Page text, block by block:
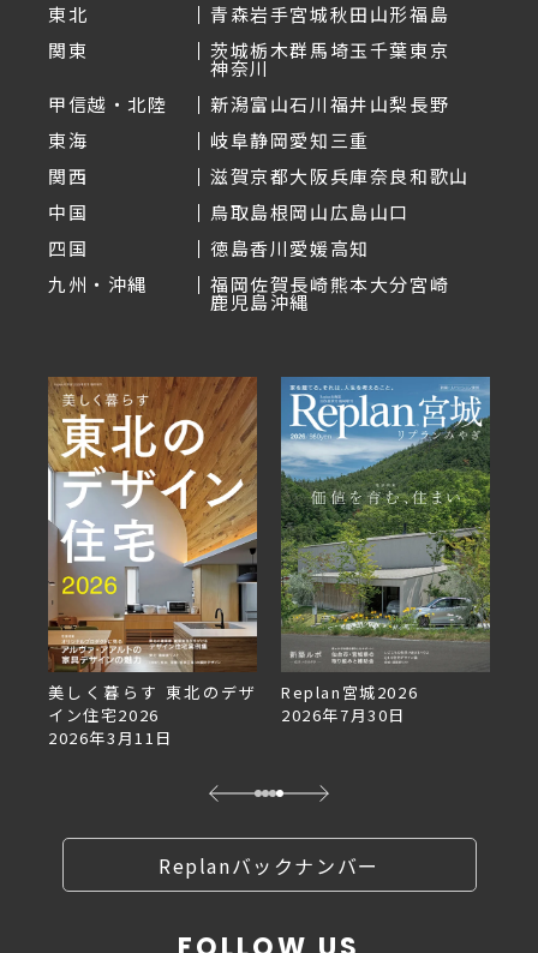
東北
青森岩手宮城秋田山形福島
関東
茨城栃木群馬埼玉千葉東京
神奈川
甲信越・北陸
新潟富山石川福井山梨長野
東海
岐阜静岡愛知三重
関西
滋賀京都大阪兵庫奈良和歌山
中国
鳥取島根岡山広島山口
四国
徳島香川愛媛高知
九州・沖縄
福岡佐賀長崎熊本大分宮崎
鹿児島沖縄
美しく暮らす 東北のデザ
イン住宅2026
2026年3月11日
Replan宮城2026
2026年7月30日
Replanバックナンバー